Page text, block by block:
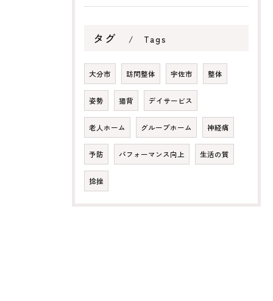
タグ Tags
大分市 訪問整体 宇佐市 整体
姿勢 猫背 デイサービス
老人ホーム グループホーム 神経痛
予防 パフォーマンス向上 生活の質
捻挫